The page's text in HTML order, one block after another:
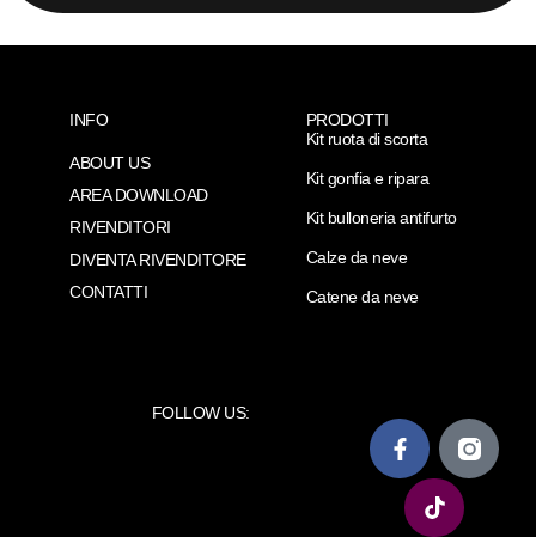
INFO
ABOUT US
AREA DOWNLOAD
RIVENDITORI
DIVENTA RIVENDITORE
CONTATTI
PRODOTTI
Kit ruota di scorta
Kit gonfia e ripara
Kit bulloneria antifurto
Calze da neve
Catene da neve
FOLLOW US: